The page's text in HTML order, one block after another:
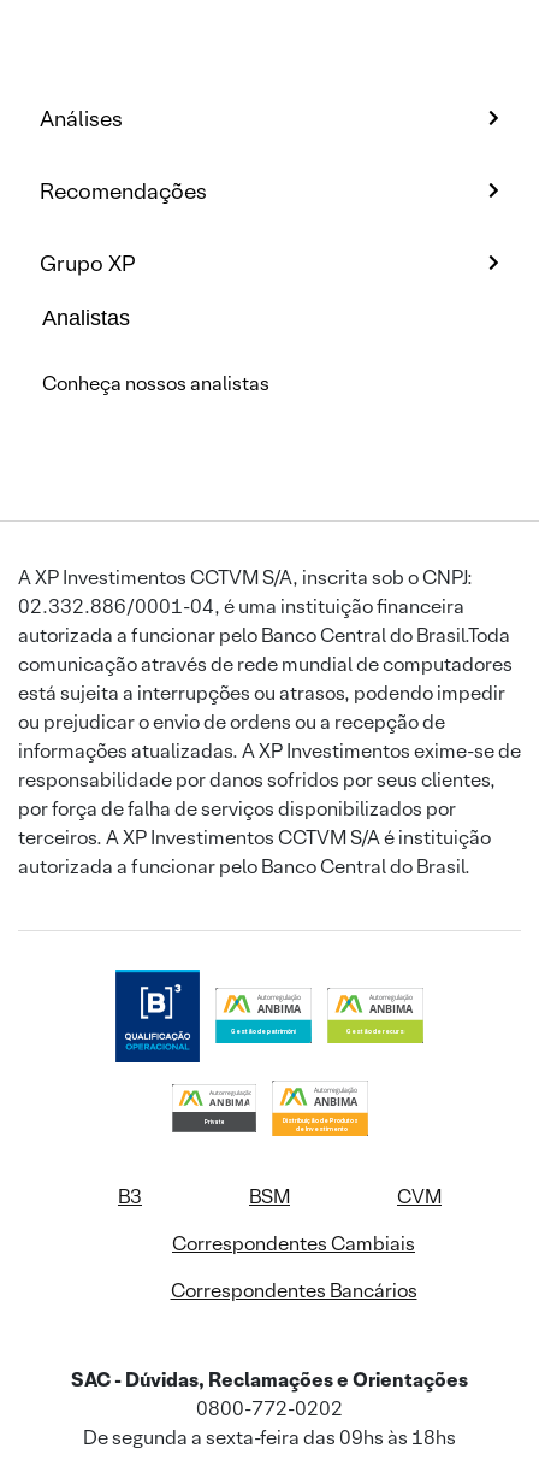
Análises
Recomendações
Grupo XP
Analistas
Conheça nossos analistas
A XP Investimentos CCTVM S/A, inscrita sob o CNPJ:
02.332.886/0001-04, é uma instituição financeira
autorizada a funcionar pelo Banco Central do Brasil.Toda
comunicação através de rede mundial de computadores
está sujeita a interrupções ou atrasos, podendo impedir
ou prejudicar o envio de ordens ou a recepção de
informações atualizadas. A XP Investimentos exime-se de
responsabilidade por danos sofridos por seus clientes,
por força de falha de serviços disponibilizados por
terceiros. A XP Investimentos CCTVM S/A é instituição
autorizada a funcionar pelo Banco Central do Brasil.
B3 BSM
CVM
Correspondentes Cambiais
Correspondentes Bancários
SAC - Dúvidas, Reclamações e Orientações
0800-772-0202
De segunda a sexta-feira das 09hs às 18hs